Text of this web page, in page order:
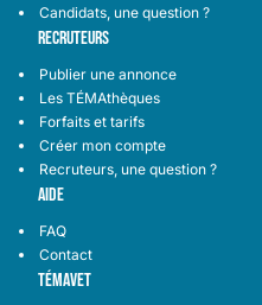
Candidats, une question ?
RECRUTEURS
Publier une annonce
Les TÉMAthèques
Forfaits et tarifs
Créer mon compte
Recruteurs, une question ?
AIDE
FAQ
Contact
TÉMAVET